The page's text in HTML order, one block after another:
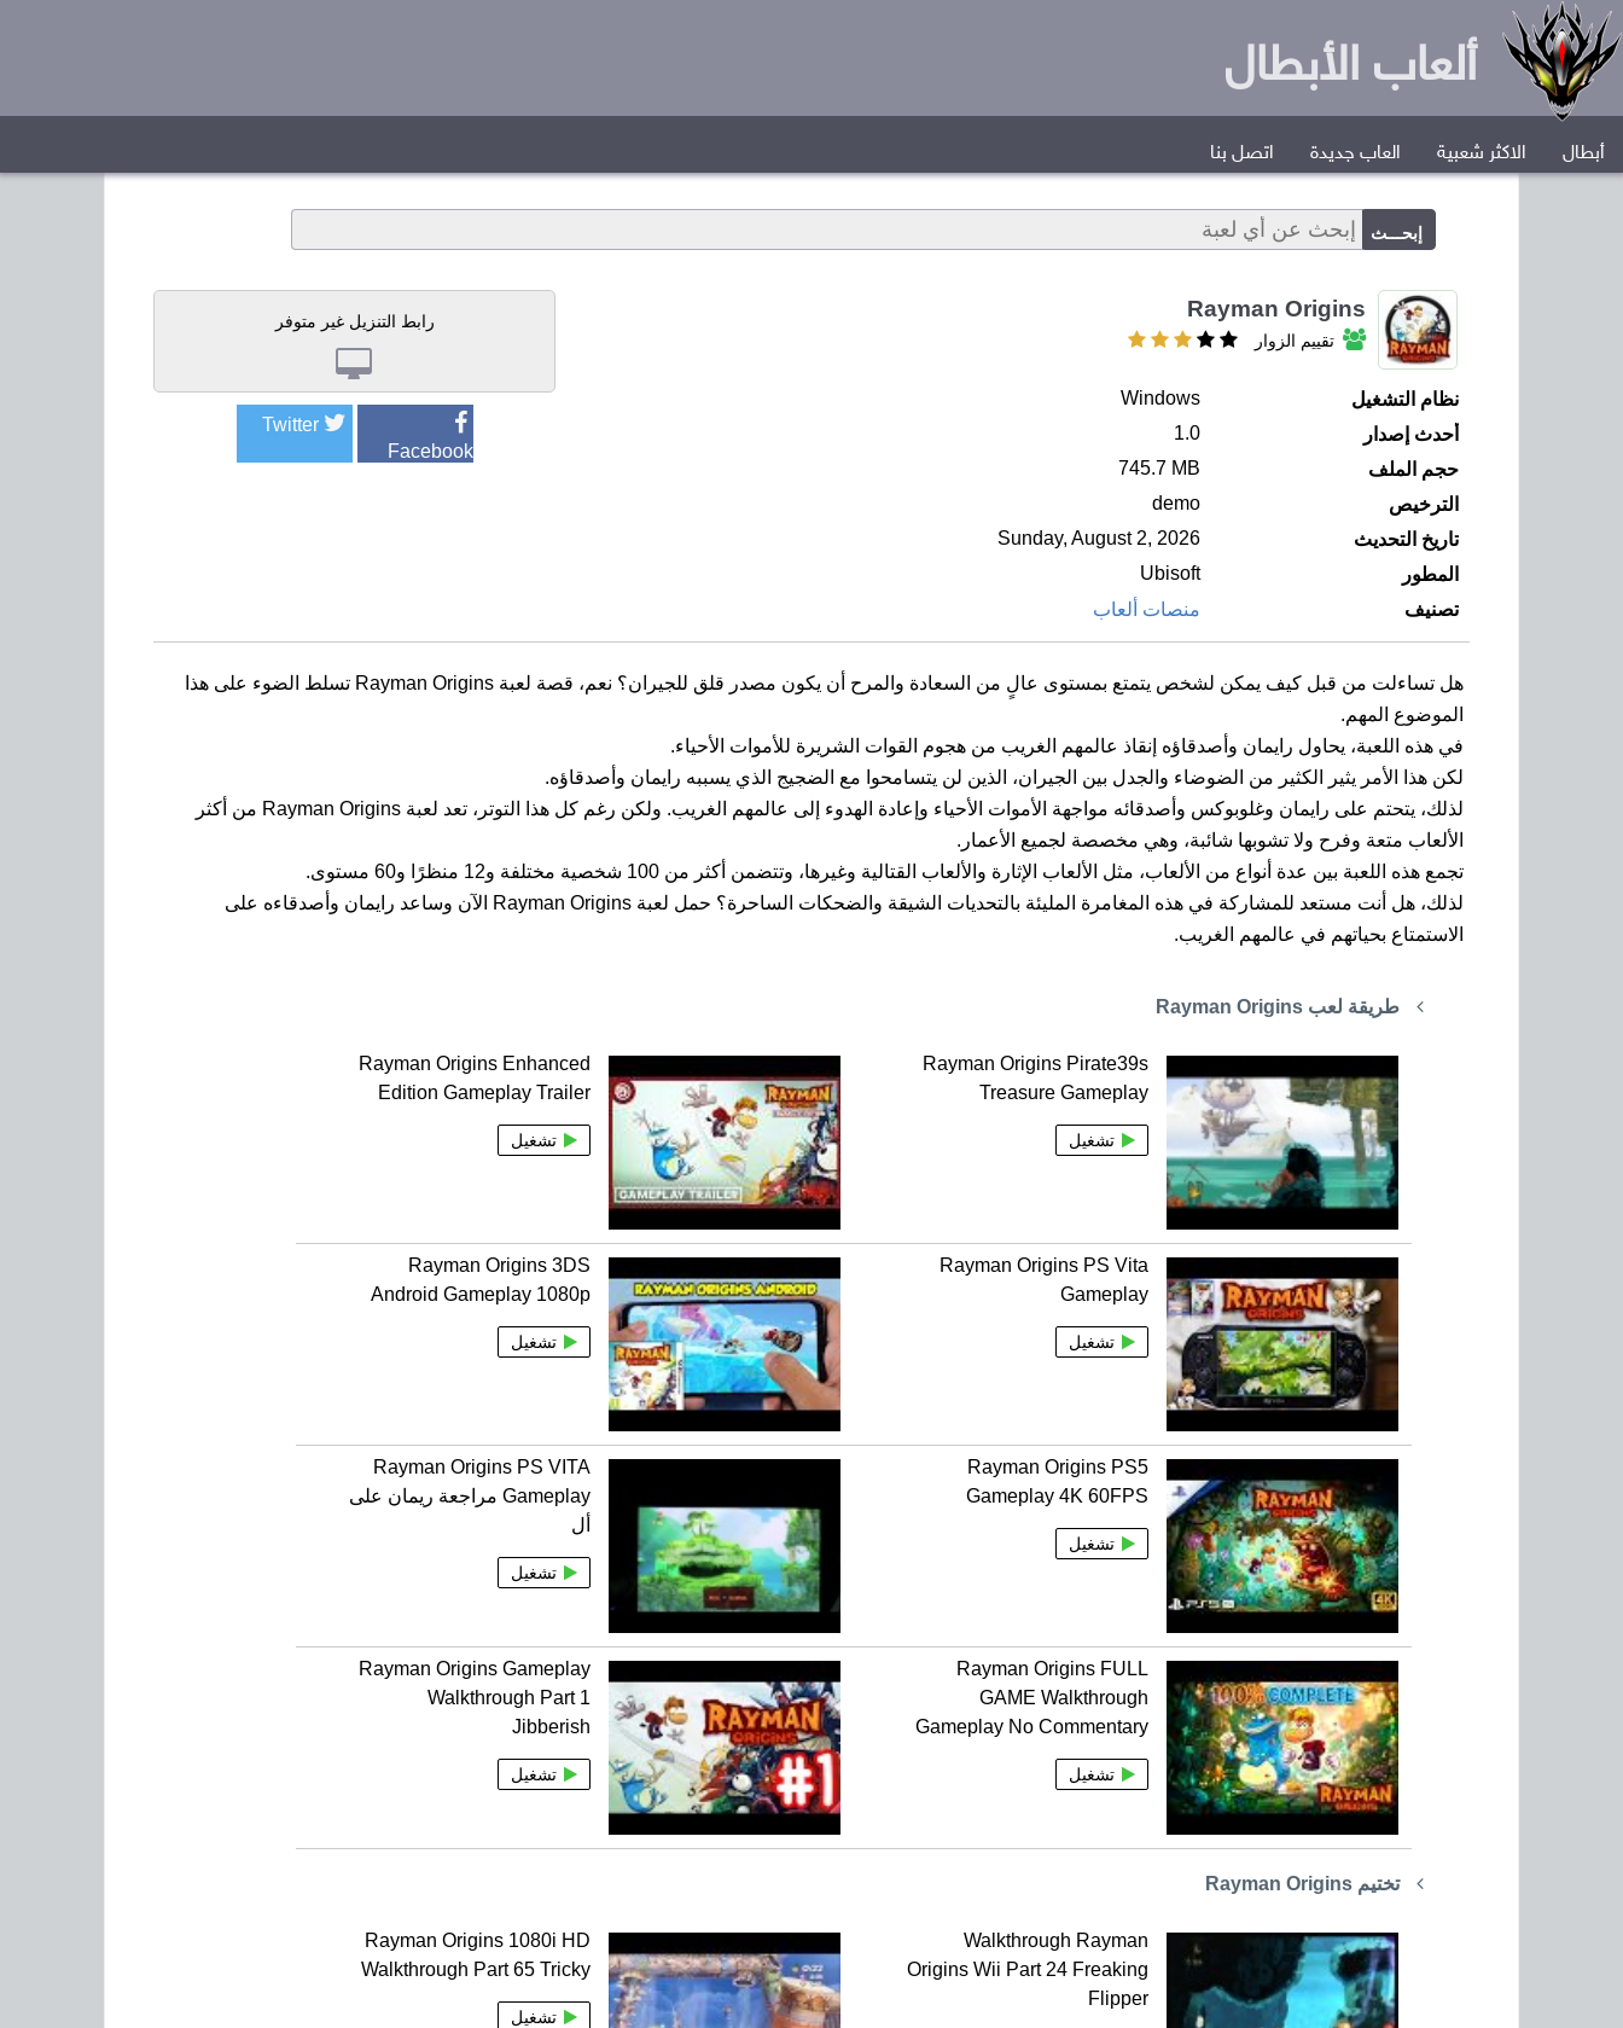
ألعاب الأبطال
أبطال الاكثر شعبية العاب جديدة اتصل بنا
Rayman Origins
تقييم الزوار
نظام التشغيل
Windows
أحدث إصدار
1.0
حجم الملف
745.7 MB
الترخيص
demo
تاريخ التحديث
Sunday, August 2, 2026
المطور
Ubisoft
تصنيف
منصات ألعاب
رابط التنزيل غير متوفر
Facebook
Twitter
هل تساءلت من قبل كيف يمكن لشخص يتمتع بمستوى عالٍ من السعادة والمرح أن يكون مصدر قلق للجيران؟ نعم، قصة لعبة Rayman Origins تسلط الضوء على هذا
الموضوع المهم.
في هذه اللعبة، يحاول رايمان وأصدقاؤه إنقاذ عالمهم الغريب من هجوم القوات الشريرة للأموات الأحياء.
لكن هذا الأمر يثير الكثير من الضوضاء والجدل بين الجيران، الذين لن يتسامحوا مع الضجيج الذي يسببه رايمان وأصدقاؤه.
لذلك، يتحتم على رايمان وغلوبوكس وأصدقائه مواجهة الأموات الأحياء وإعادة الهدوء إلى عالمهم الغريب. ولكن رغم كل هذا التوتر، تعد لعبة Rayman Origins من أكثر
الألعاب متعة وفرح ولا تشوبها شائبة، وهي مخصصة لجميع الأعمار.
تجمع هذه اللعبة بين عدة أنواع من الألعاب، مثل الألعاب الإثارة والألعاب القتالية وغيرها، وتتضمن أكثر من 100 شخصية مختلفة و12 منظرًا و60 مستوى.
لذلك، هل أنت مستعد للمشاركة في هذه المغامرة المليئة بالتحديات الشيقة والضحكات الساحرة؟ حمل لعبة Rayman Origins الآن وساعد رايمان وأصدقاءه على
الاستمتاع بحياتهم في عالمهم الغريب.
طريقة لعب Rayman Origins
Rayman Origins Pirate39s
Treasure Gameplay
تشغيل
Rayman Origins Enhanced
Edition Gameplay Trailer
تشغيل
Rayman Origins PS Vita
Gameplay
تشغيل
Rayman Origins 3DS
Android Gameplay 1080p
تشغيل
Rayman Origins PS5
Gameplay 4K 60FPS
تشغيل
Rayman Origins PS VITA
Gameplay مراجعة ريمان على
أل
تشغيل
Rayman Origins FULL
GAME Walkthrough
Gameplay No Commentary
تشغيل
Rayman Origins Gameplay
Walkthrough Part 1
Jibberish
تشغيل
تختيم Rayman Origins
Walkthrough Rayman
Origins Wii Part 24 Freaking
Flipper
Rayman Origins 1080i HD
Walkthrough Part 65 Tricky
تشغيل